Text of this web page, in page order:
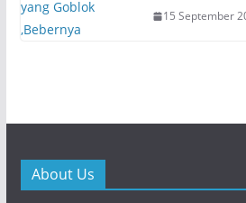
15 September
About Us